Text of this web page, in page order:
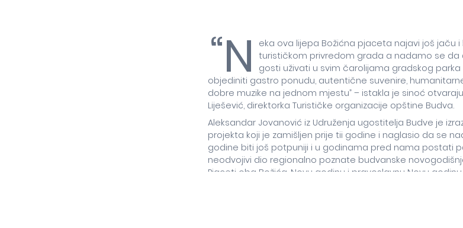
“N
eka ova lijepa Božićna pjaceta najavi još jaču
turističkom privredom grada a nadamo se da
gosti uživati u svim čarolijama gradskog
objediniti gastro ponudu, autentične suvenire,
dobre muzike na jednom mjestu” – istakla je sinoć
Liješević, direktorka Turističke organizacije opštine Budva.
Aleksandar Jovanović iz Udruženja ugostitelja Budve je
projekta koji je zamišljen prije tii godine i naglasio da se
godine biti još potpuniji i u godinama pred nama postati
neodvojivi dio regionalno poznate budvanske
Pjaceti oba Božića, Novu godinu i pravoslavnu Novu